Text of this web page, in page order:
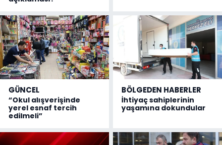
GÜNCEL
“Okul alışverişinde
yerel esnaf tercih
edilmeli”
BÖLGEDEN HABERLER
İhtiyaç sahiplerinin
yaşamına dokundular